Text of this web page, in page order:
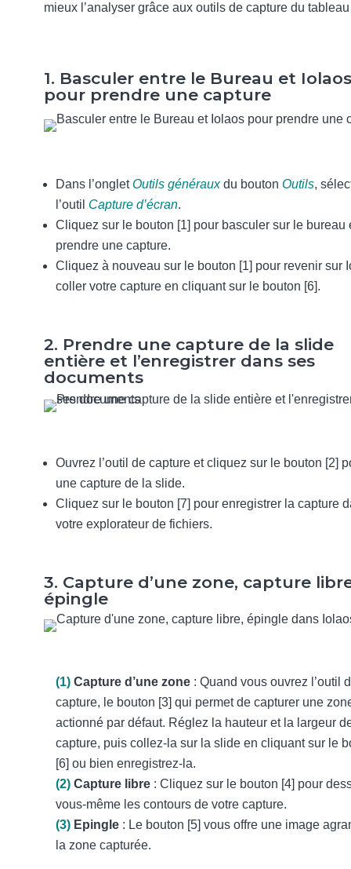
mieux l’analyser grâce aux outils de capture du
1. Basculer entre le Bureau et Iolaos
pour prendre une capture
Dans l’ongletOutils générauxdu bouton Outils,
l’outil Capture d’écran.
Cliquez sur le bouton [1] pour basculer sur le bureau
prendre une capture.
Cliquez à nouveau sur le bouton [1] pour revenir sur
coller votre capture en cliquant sur le bouton [6].
2. Prendre une capture de la slide
entière et l’enregistrer dans ses
documents
Ouvrez l’outil de capture et cliquez sur le bouton [2]
une capture de la slide.
Cliquez sur le bouton [7] pour enregistrer la capture
votre explorateur de fichiers.
3. Capture d’une zone, capture
épingle
(1) Capture d’une zone : Quand vous ouvrez l’outil
capture, le bouton [3] qui permet de capturer une
actionné par défaut. Réglez la hauteur et la largeur
capture, puis collez-la sur la slide en cliquant sur le
[6] ou bien enregistrez-la.
(2) Capture libre : Cliquez sur le bouton [4] pour
vous-même les contours de votre capture.
(3) Epingle : Le bouton [5] vous offre une image
la zone capturée.